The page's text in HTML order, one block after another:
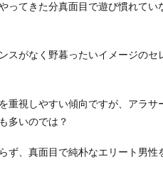
ってきた分真面目で遊び慣れてい
スがなく野暮ったいイメージのセ
重視しやすい傾向ですが、アラサ
多いのでは？
ず、真面目で純朴なエリート男性